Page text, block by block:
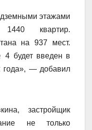
этажами
1440 квартир.
на 937 мест.
4 будет введен в
года», — добавил
застройщик
не только